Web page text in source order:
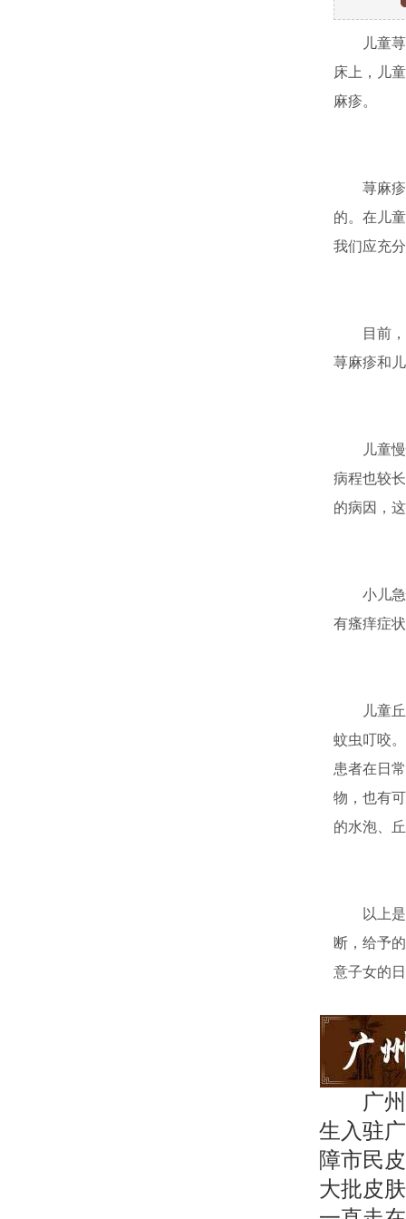
儿童荨麻
床上，儿
麻疹。
荨麻疹是
的。在儿
我们应充
目前，儿
荨麻疹和
儿童慢性
病程也较
的病因，
小儿急性
有瘙痒症
儿童丘疹
蚊虫叮咬
患者在日
物，也有
的水泡、
以上是儿
断，给予
意子女的
广
生入驻
障市民
大批皮